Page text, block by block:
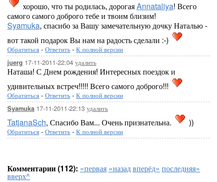
хорошо, что ты родилась, дорогаяAnnataliya! Всего
самого самого доброго тебе и твоим близим!
Syamuka, спасибо за Вашу замечательную дочку Наталью -
вот такой подарок Вы нам на радость сделали :-)
Обратиться - Ответить - К полной версии
juerg 17-11-2011-22:04 удалить
Наташа! С Днем рождения! Интересных поездок и
удивительных встреч!!!!! Всего самого доброго!!!
Обратиться - Ответить - К полной версии
Syamuka 17-11-2011-22:13 удалить
TatjanaSch, Спасибо Вам... Очень признательна. ))
Обратиться - Ответить - К полной версии
Комментарии (112): «первая «назадвперёд» последняя»
вверх^